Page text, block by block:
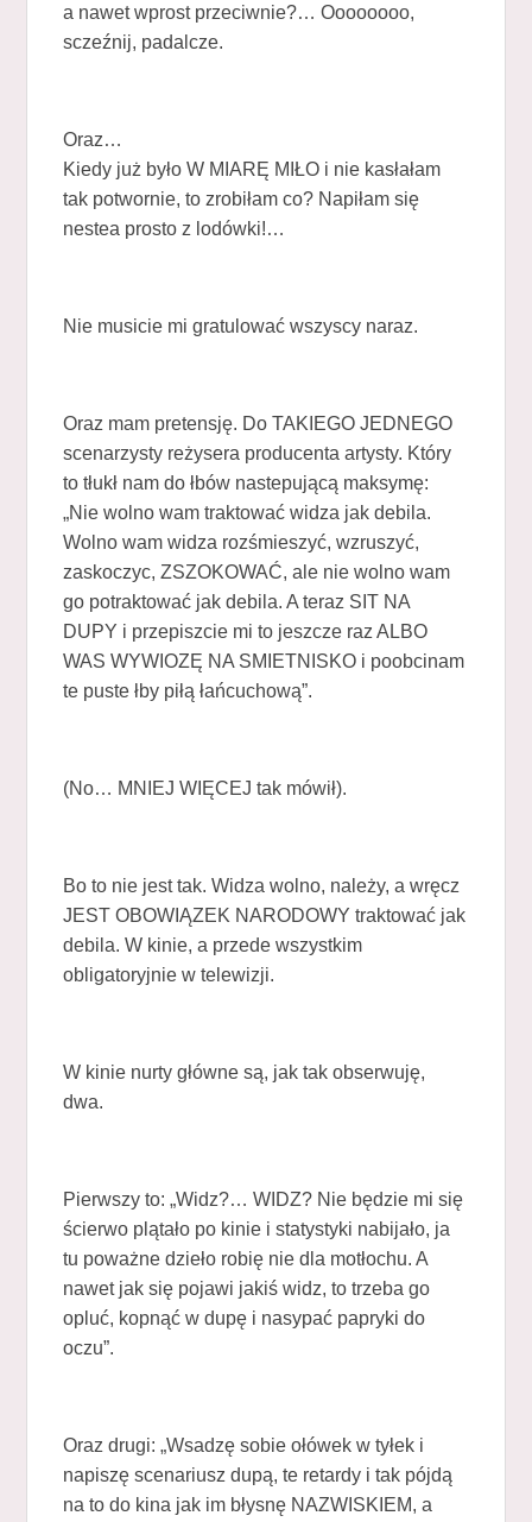
a nawet wprost przeciwnie?… Oooooooo,
sczeźnij, padalcze.
Oraz…
Kiedy już było W MIARĘ MIŁO i nie kasłałam
tak potwornie, to zrobiłam co? Napiłam się
nestea prosto z lodówki!…
Nie musicie mi gratulować wszyscy naraz.
Oraz mam pretensję. Do TAKIEGO JEDNEGO
scenarzysty reżysera producenta artysty. Który
to tłukł nam do łbów nastepującą maksymę:
„Nie wolno wam traktować widza jak debila.
Wolno wam widza rozśmieszyć, wzruszyć,
zaskoczyc, ZSZOKOWAĆ, ale nie wolno wam
go potraktować jak debila. A teraz SIT NA
DUPY i przepiszcie mi to jeszcze raz ALBO
WAS WYWIOZĘ NA SMIETNISKO i poobcinam
te puste łby piłą łańcuchową”.
(No… MNIEJ WIĘCEJ tak mówił).
Bo to nie jest tak. Widza wolno, należy, a wręcz
JEST OBOWIĄZEK NARODOWY traktować jak
debila. W kinie, a przede wszystkim
obligatoryjnie w telewizji.
W kinie nurty główne są, jak tak obserwuję,
dwa.
Pierwszy to: „Widz?… WIDZ? Nie będzie mi się
ścierwo plątało po kinie i statystyki nabijało, ja
tu poważne dzieło robię nie dla motłochu. A
nawet jak się pojawi jakiś widz, to trzeba go
opluć, kopnąć w dupę i nasypać papryki do
oczu”.
Oraz drugi: „Wsadzę sobie ołówek w tyłek i
napiszę scenariusz dupą, te retardy i tak pójdą
na to do kina jak im błysnę NAZWISKIEM, a